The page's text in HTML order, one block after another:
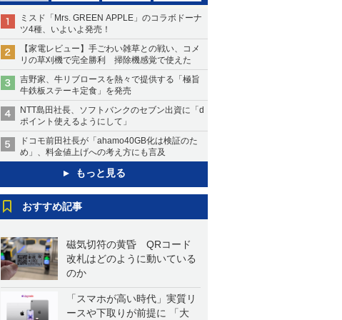
ミスド「Mrs. GREEN APPLE」のコラボドーナ
ツ4種、いよいよ発売！
【家電レビュー】手ごわい雑草との戦い、コメ
リの草刈機で完全勝利 掃除機感覚で使えた
吉野家、牛リブロースを熱々で提供する「極旨
牛鉄板ステーキ定食」を発売
NTT島田社長、ソフトバンクのセブン出資に「d
ポイント使えるようにして」
ドコモ前田社長が「ahamo40GB化は検証のた
め」、料金値上げへの考え方にも言及
もっと見る
おすすめ記事
磁気切符の黄昏 QRコード
改札はどのように動いている
のか
「スマホが高い時代」実質リ
ースや下取りが前提に 「大